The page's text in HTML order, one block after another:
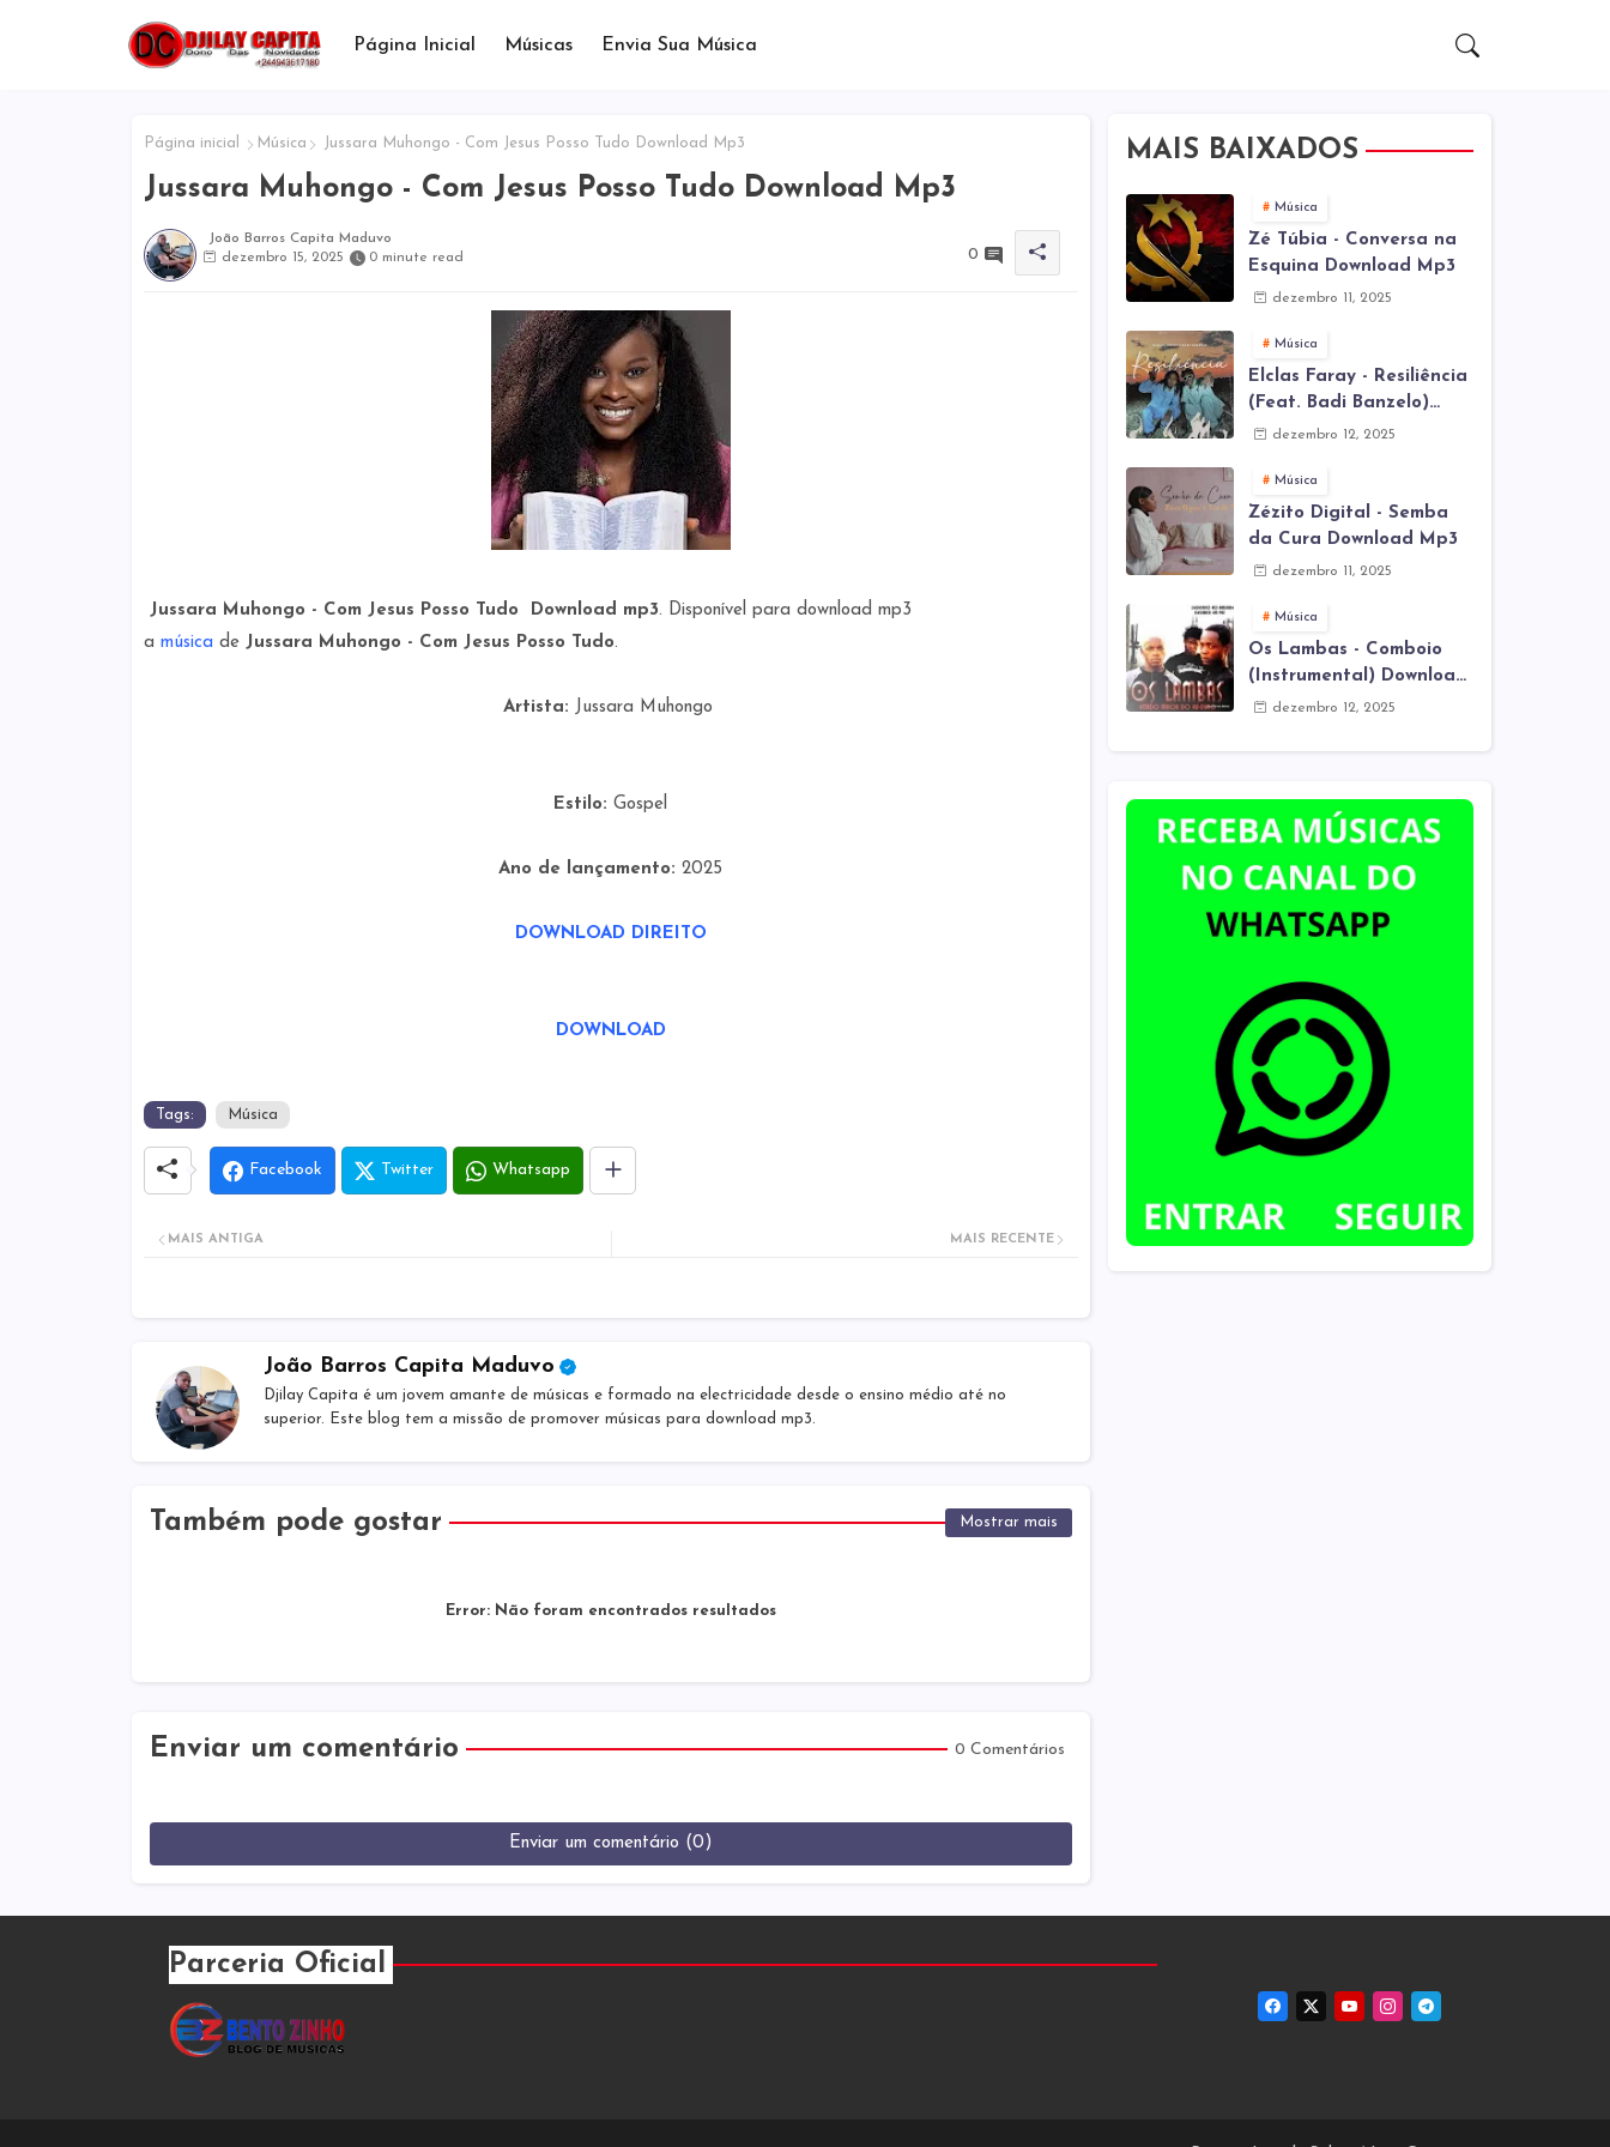
Página Inicial Músicas Envia Sua Música
Página inicial Música Jussara Muhongo - Com Jesus Posso Tudo Download Mp3
Jussara Muhongo - Com Jesus Posso Tudo Download Mp3
João Barros Capita Maduvo
dezembro 15, 2025
0 minute read 0
Jussara Muhongo - Com Jesus Posso Tudo Download mp3. Disponível para download mp3
a música de Jussara Muhongo - Com Jesus Posso Tudo.
Artista: Jussara Muhongo
Estilo: Gospel
Ano de lançamento: 2025
DOWNLOAD DIREITO
DOWNLOAD
Tags: Música
Facebook Twitter Whatsapp
MAIS RECENTE
MAIS ANTIGA
João Barros Capita Maduvo
Djilay Capita é um jovem amante de músicas e formado na electricidade desde o ensino médio até no
superior. Este blog tem a missão de promover músicas para download mp3.
Também pode gostar Mostrar mais
Error:Não foram encontrados resultados
Enviar um comentário 0 Comentários
Enviar um comentário (0)
MAIS BAIXADOS
Música
Zé Túbia - Conversa na
Esquina Download Mp3
dezembro 11, 2025
Música
Elclas Faray - Resiliência
(Feat. Badi Banzelo)
Download Mp3
dezembro 12, 2025
Música
Zézito Digital - Semba
da Cura Download Mp3
dezembro 11, 2025
Música
Os Lambas - Comboio
(Instrumental) Download
Mp3dezembro 12, 2025
Parceria Oficial